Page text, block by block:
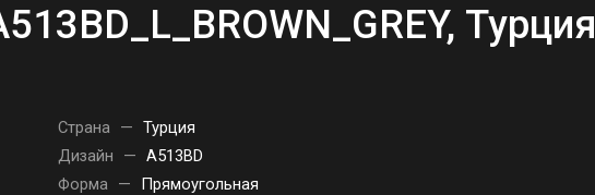
Турция
Страна — Турция
Дизайн
— A513BD
Форма —
Прямоугольная